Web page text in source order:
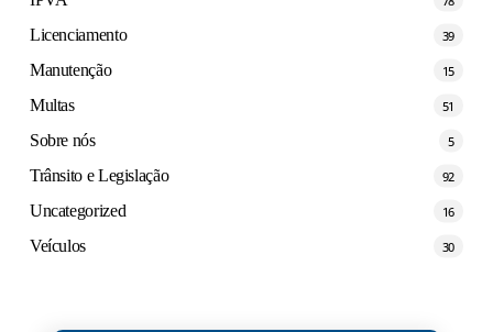
Licenciamento 39
Manutenção 15
Multas 51
Sobre nós 5
Trânsito e Legislação 92
Uncategorized 16
Veículos 30